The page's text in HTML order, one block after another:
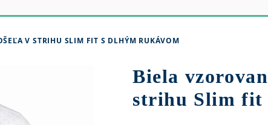
V STRIHU SLIM FIT S DLHÝM RUKÁVOM
Biela
strihu Slim fit